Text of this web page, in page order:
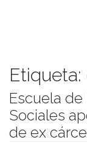
Etiqueta:
Escuela de
Sociales
de ex